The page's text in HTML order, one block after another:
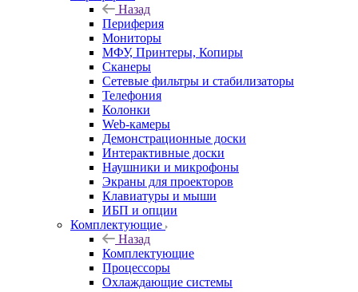
Назад
Периферия
Мониторы
МФУ, Принтеры, Копиры
Сканеры
Сетевые фильтры и стабилизаторы
Телефония
Колонки
Web-камеры
Демонстрационные доски
Интерактивные доски
Наушники и микрофоны
Экраны для проекторов
Клавиатуры и мыши
ИБП и опции
Комплектующие
Назад
Комплектующие
Процессоры
Охлаждающие системы